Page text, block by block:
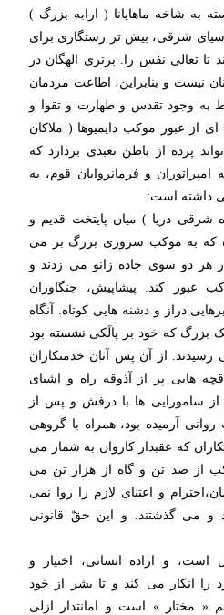
به شاخه ماهایانا ( ارابه بزرگ )
شرقی، بیش تر رستگاری برای
تا تعالی نفس را. برتری الهگان در
نیست و بنابراین، اطاعت مردمان
به وجود تقدس و طهارت و تقوا و
از عبور موکب دایمیوها ( ملاکان
پرده از باطن تعبدی بردارد که
و فرمانروایان قوم، به
داشته است:
شرقی دریا ) میان پایتخت قدیم و
که به موکب سروری بزرگ بر می
هر دو سوی جاده زانو می زدند و
عبور کند. پیشاپیش، جنگاوران
دراز و دشنه هایی کوتاه. آنگاه
بزرگ که خود بر پالَکی نشسته بود
رسیدند. از آن پس آنان خدمتکاران
هایی پر از آذوقه راه و اشیای
سامورایی ها با درفش و پس از
آرمیده بود، همراه با گروهی
که عقبدار کاروان به شمار می
از صد تن و گاه از هزار تن می
و اعتنای لازم را روا نمی
و می گذشتند. و این حقّ قانونی
است، و اراده انسانی، اختیار و
را انکار می کند و تا بشر از خود
مختار » است و امانتدار ازلی